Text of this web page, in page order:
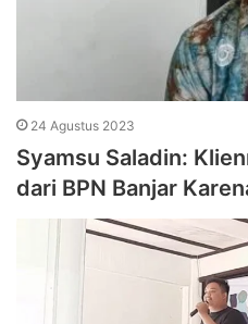
24 Agustus 2023
Syamsu Saladin:
dari BPN Banjar